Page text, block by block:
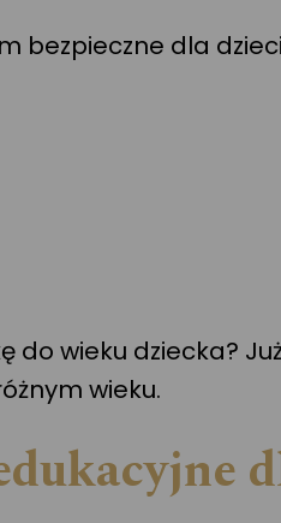
bezpieczne dla
wieku dziecka?
wieku.